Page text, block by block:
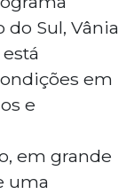
do Sul, Vânia
em
e
em grande
uma